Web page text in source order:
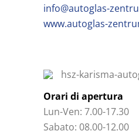
info@autoglas-
www.autoglas-
Orari di apertura
Lun-Ven: 7.00-17.30
Sabato: 08.00-12.00